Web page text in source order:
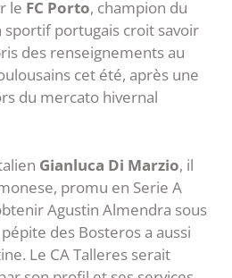
le FC Porto, champion du
sportif portugais croit savoir
des renseignements au
cet été, après une
du mercato hivernal
Gianluca Di Marzio, il
promu en Serie A
Agustin Almendra sous
des Bosteros a aussi
Le CA Talleres serait